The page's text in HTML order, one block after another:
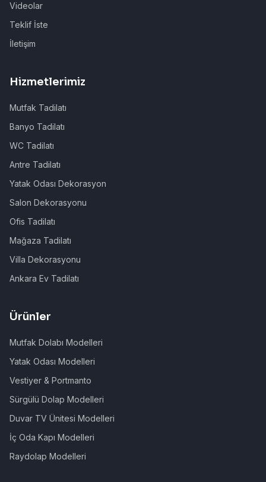
Videolar
Teklif İste
İletişim
Hizmetlerimiz
Mutfak Tadilatı
Banyo Tadilatı
WC Tadilatı
Antre Tadilatı
Yatak Odası Dekorasyon
Salon Dekorasyonu
Ofis Tadilatı
Mağaza Tadilatı
Villa Dekorasyonu
Ankara Ev Tadilatı
Ürünler
Mutfak Dolabı Modelleri
Yatak Odası Modelleri
Vestiyer & Portmanto
Sürgülü Dolap Modelleri
Duvar TV Ünitesi Modelleri
İç Oda Kapı Modelleri
Raydolap Modelleri